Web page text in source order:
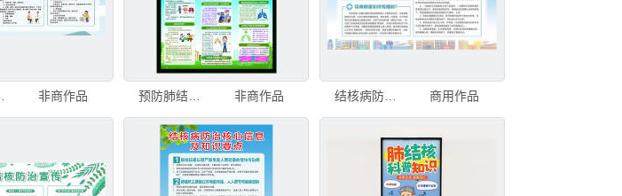
非商作品 非商作品 结核病防治知识宣传展板 商用作品